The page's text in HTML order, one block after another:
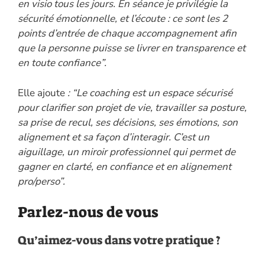
en visio tous les jours. En séance je privilégie la
sécurité émotionnelle, et l’écoute : ce sont les 2
points d’entrée de chaque accompagnement afin
que la personne puisse se livrer en transparence et
en toute confiance”.
Elle ajoute : “Le coaching est un espace sécurisé
pour clarifier son projet de vie, travailler sa posture,
sa prise de recul, ses décisions, ses émotions, son
alignement et sa façon d’interagir. C’est un
aiguillage, un miroir professionnel qui permet de
gagner en clarté, en confiance et en alignement
pro/perso”.
Parlez-nous de vous
Qu’aimez-vous dans votre pratique ?